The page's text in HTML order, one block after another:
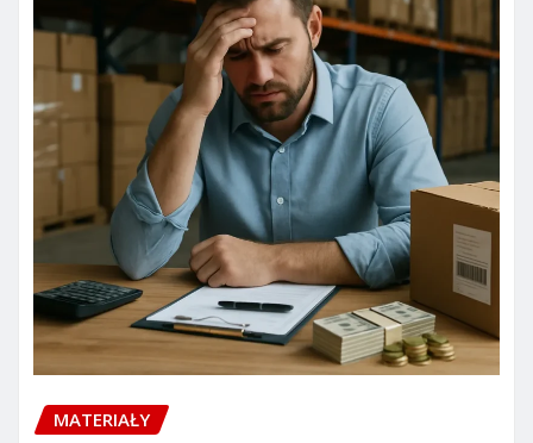
MATERIAŁY